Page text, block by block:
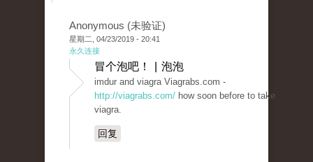
Anonymous (未验证)
星期二, 04/23/2019 - 20:41
永久连接
冒个泡吧！ | 泡泡
imdur and viagra Viagrabs.com -
http://viagrabs.com/ how soon before to take
viagra.
回复